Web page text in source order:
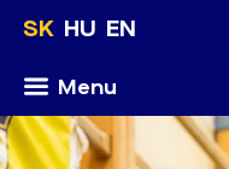
SK HU EN
Menu